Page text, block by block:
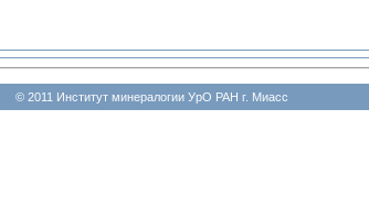
© 2011 Институт минералогии УрО РАН г. Миасс